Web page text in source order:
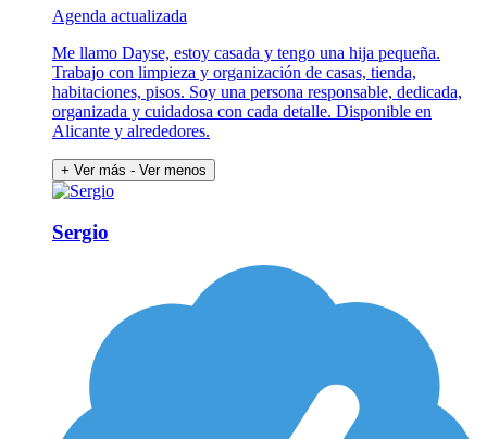
Agenda actualizada
Me llamo Dayse, estoy casada y tengo una hija pequeña.
Trabajo con limpieza y organización de casas, tienda,
habitaciones, pisos. Soy una persona responsable, dedicada,
organizada y cuidadosa con cada detalle. Disponible en
Alicante y alrededores.
+ Ver más - Ver menos
Sergio